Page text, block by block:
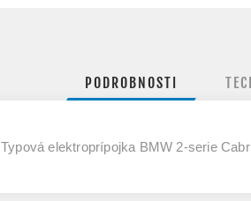
PODROBNOSTI
Typová elektroprípojka BMW 2-serie